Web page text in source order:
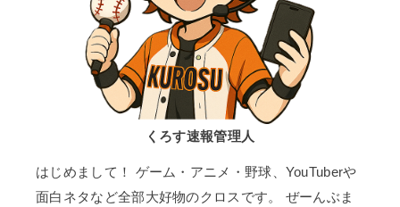
くろす速報管理人
はじめまして！ ゲーム・アニメ・野球、YouTuberや
面白ネタなど全部大好物のクロスです。 ぜーんぶま